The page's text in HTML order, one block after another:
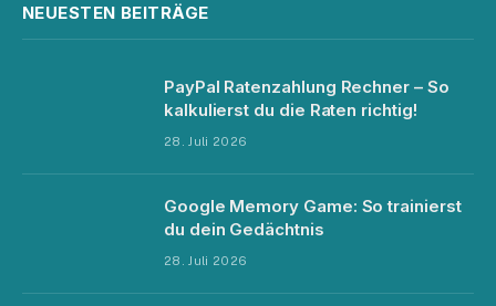
NEUESTEN BEITRÄGE
PayPal Ratenzahlung Rechner – So
kalkulierst du die Raten richtig!
28. Juli 2026
Google Memory Game: So trainierst
du dein Gedächtnis
28. Juli 2026